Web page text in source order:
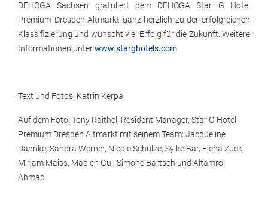
DEHOGA Sachsen gratuliert dem DEHOGA Star G Hotel
Premium Dresden Altmarkt ganz herzlich zu der erfolgreichen
Klassifizierung und wünscht viel Erfolg für die Zukunft. Weitere
Informationen unterwww.starghotels.com
Text und Fotos: Katrin Kerpa
Auf dem Foto: Tony Raithel, Resident Manager, Star G Hotel
Premium Dresden Altmarkt mit seinem Team: Jacqueline
Dahnke, Sandra Werner, Nicole Schulze, Sylke Bär, Elena Zuck,
Miriam Maiss, Madlen Gül, Simone Bartsch und Altamro
Ahmad